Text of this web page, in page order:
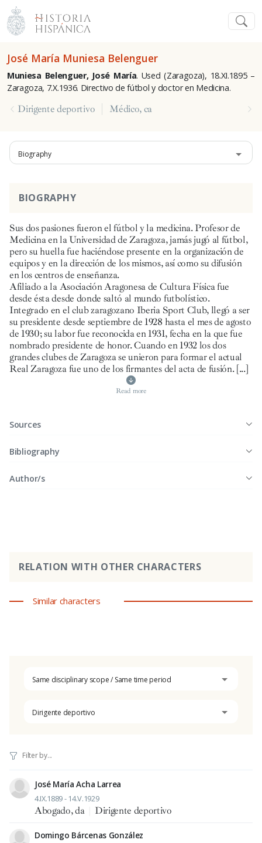
José María Muniesa Belenguer
Muniesa Belenguer, José María. Used (Zaragoza), 18.XI.1895 –
Zaragoza, 7.X.1936. Directivo de fútbol y doctor en Medicina.
Dirigente deportivo Médico, ca
Biography
BIOGRAPHY
Sus dos pasiones fueron el fútbol y la medicina. Profesor de
Medicina en la Universidad de Zaragoza, jamás jugó al fútbol,
pero su huella fue haciéndose presente en la organización de
equipos y en la dirección de los mismos, así como su difusión
en los centros de enseñanza.
Afiliado a la Asociación Aragonesa de Cultura Física fue
desde ésta desde donde saltó al mundo futbolístico.
Integrado en el club zaragozano Iberia Sport Club, llegó a ser
su presidente desde septiembre de 1928 hasta el mes de agosto
de 1930; su labor fue reconocida en 1931, fecha en la que fue
nombrado presidente de honor. Cuando en 1932 los dos
grandes clubes de Zaragoza se unieron para formar el actual
Real Zaragoza fue uno de los firmantes del acta de fusión.[...]
Read more
Sources
Bibliography
Author/s
RELATION WITH OTHER CHARACTERS
Similar characters
Same disciplinary scope / Same time period
Dirigente deportivo
José María Acha Larrea
4.IX.1889 - 14.V.1929
Abogado, da Dirigente deportivo
Domingo Bárcenas González